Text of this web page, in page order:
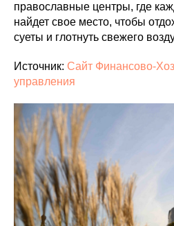
православные центры, где
найдет свое место, чтобы
суеты и глотнуть свежего
Источник: Сайт Финансово-
управления